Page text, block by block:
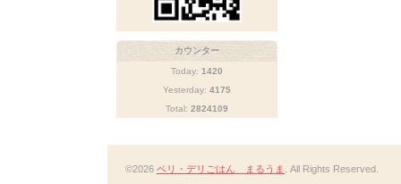
カウンター
Today: 1420
Yesterday: 4175
Total: 2824109
©2026 ベリ・デリごはん まるうま . All Rights Reserved.